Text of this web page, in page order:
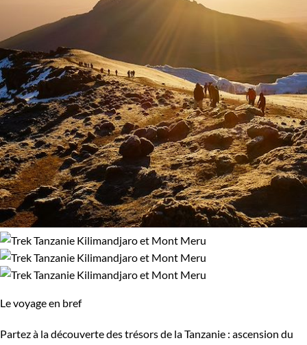
Le voyage en bref
Partez à la découverte des trésors de la Tanzanie : ascension du